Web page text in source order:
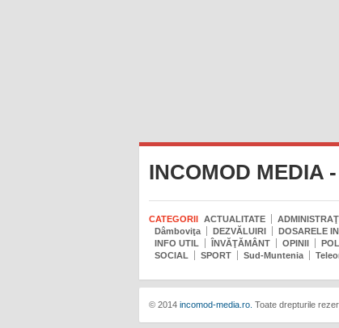
INCOMOD MEDIA
CATEGORII ACTUALITATE
Dâmboviţa
DEZVĂLUIRI DOSARELE
INFO UTIL
ÎNVĂŢĂMÂNT OPINII
SOCIAL
SPORT Sud-Muntenia
© 2014 incomod-media.ro. Toate drepturile